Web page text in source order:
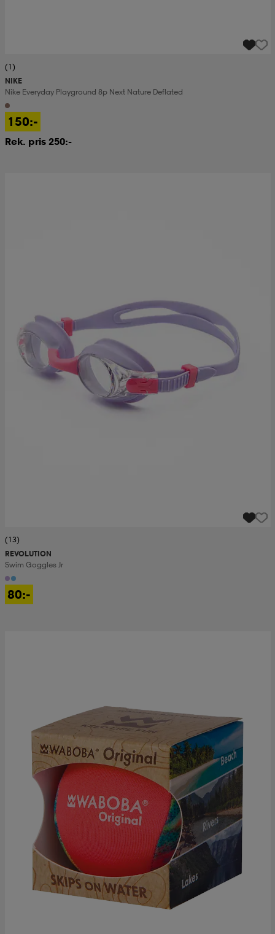
(1)
NIKE
Nike Everyday Playground 8p Next Nature Deflated
150:-
Rek. pris 250:-
(13)
REVOLUTION
Swim Goggles Jr
80:-